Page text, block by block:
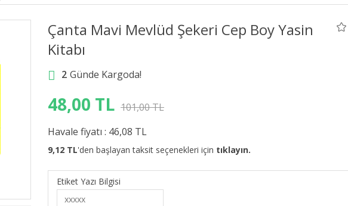
Çanta Mavi Mevlüd Şekeri Cep Boy Yasin
Kitabı
2
48,00 TL 101,00 TL
Havale fiyatı : 46,08 TL
9,12 TL'den başlayan taksit seçenekleri için tıklayın.
Etiket Yazı Bilgisi